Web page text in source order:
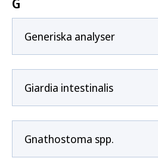
Generiska analyser
Giardia intestinalis
Gnathostoma spp.